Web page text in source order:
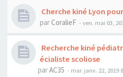
Cherche kiné Lyon
par CoralieF - ven. mai 03,
Recherche kiné
écialiste scoliose
parAC35 - mar. janv. 22, 2019